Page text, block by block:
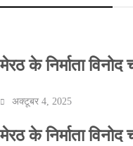
मेरठ के निर्माता
अक्टूबर 4, 2025
मेरठ के निर्माता